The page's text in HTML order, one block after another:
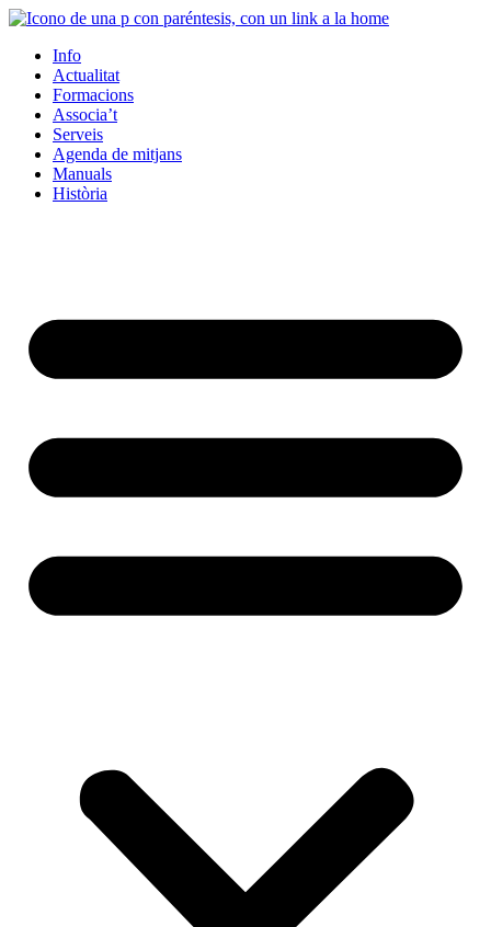
Info
Actualitat
Formacions
Associa’t
Serveis
Agenda de mitjans
Manuals
Història